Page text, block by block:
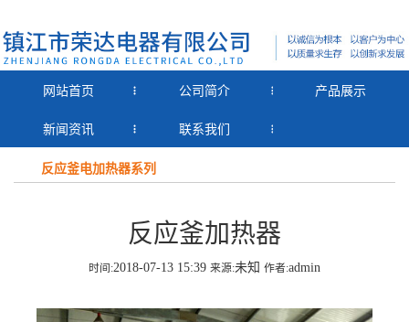
网站首页 公司简介 产品展示
新闻资讯 联系我们
反应釜电加热器系列
反应釜加热器
时间:2018-07-13 15:39 来源:未知 作者:admin